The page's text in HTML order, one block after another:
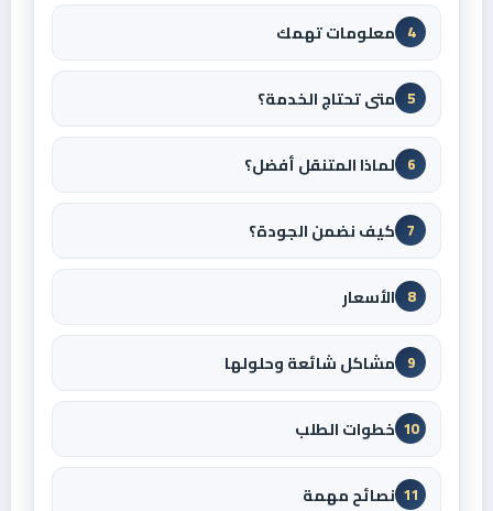
4 معلومات تهمك
5 متى تحتاج الخدمة؟
6 لماذا المتنقل أفضل؟
7 كيف نضمن الجودة؟
8 الأسعار
9 مشاكل شائعة وحلولها
10 خطوات الطلب
11 نصائح مهمة